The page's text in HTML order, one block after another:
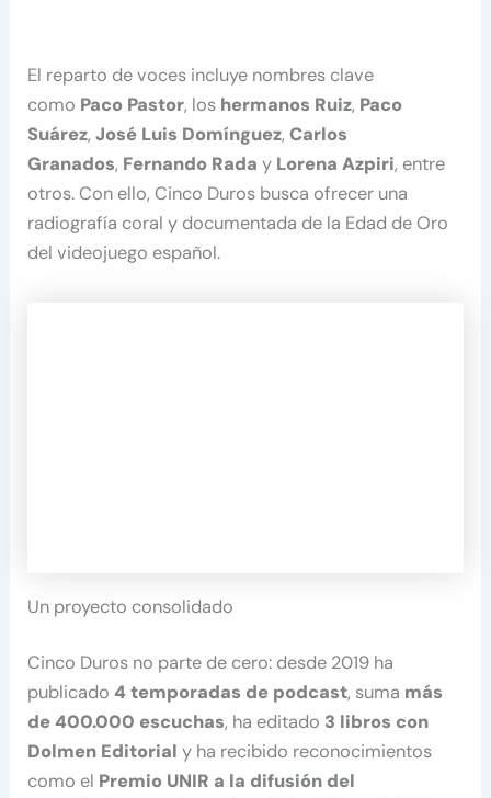
El reparto de voces incluye nombres clave
como Paco Pastor, los hermanos Ruiz, Paco
Suárez,José Luis Domínguez,Carlos
Granados, Fernando Rada y Lorena Azpiri, entre
otros. Con ello, Cinco Duros busca ofrecer una
radiografía coral y documentada de la Edad de Oro
del videojuego español.
Un proyecto consolidado
Cinco Duros no parte de cero: desde 2019 ha
publicado4 temporadas de podcast, suma más
de 400.000 escuchas, ha editado 3 libros con
Dolmen Editorial y ha recibido reconocimientos
como el Premio UNIR a la difusión del